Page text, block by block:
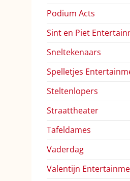
Podium Acts
Sint en Piet
Sneltekenaars
Spelletjes
Steltenlopers
Straattheater
Tafeldames
Vaderdag
Valentijn